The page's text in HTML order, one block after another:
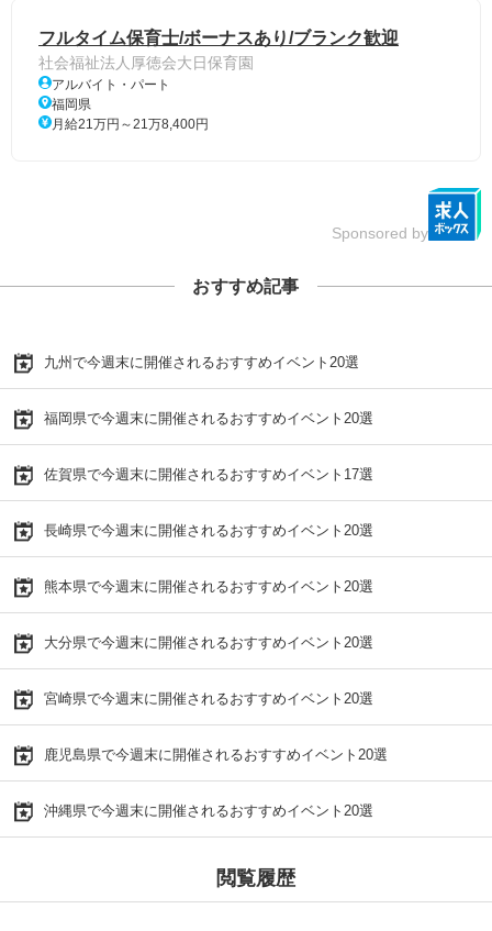
フルタイム保育士/ボーナスあり/ブランク歓迎
社会福祉法人厚徳会大日保育園
アルバイト・パート
福岡県
月給21万円～21万8,400円
Sponsored by
おすすめ記事
九州で今週末に開催されるおすすめイベント20選
福岡県で今週末に開催されるおすすめイベント20選
佐賀県で今週末に開催されるおすすめイベント17選
長崎県で今週末に開催されるおすすめイベント20選
熊本県で今週末に開催されるおすすめイベント20選
大分県で今週末に開催されるおすすめイベント20選
宮崎県で今週末に開催されるおすすめイベント20選
鹿児島県で今週末に開催されるおすすめイベント20選
沖縄県で今週末に開催されるおすすめイベント20選
閲覧履歴